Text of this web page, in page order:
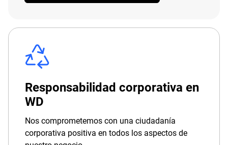
Responsabilidad corporativa en
WD
Nos comprometemos con una ciudadanía
corporativa positiva en todos los aspectos de